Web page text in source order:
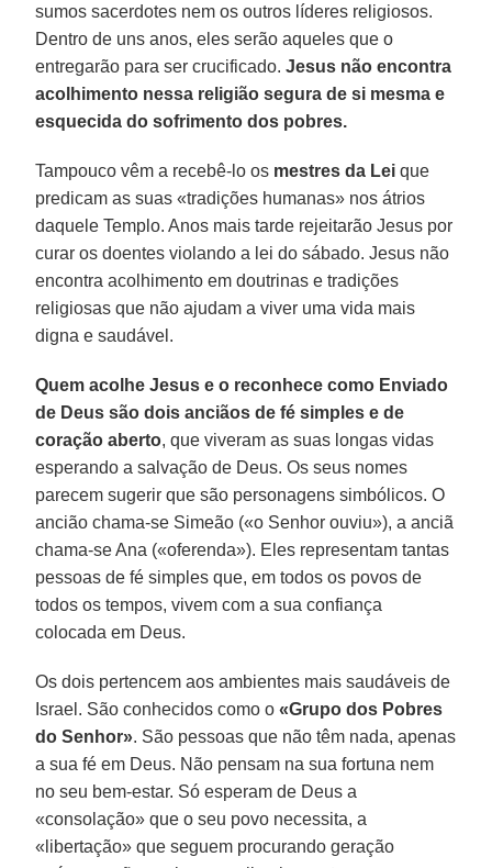
sumos sacerdotes nem os outros líderes religiosos.
Dentro de uns anos, eles serão aqueles que o
entregarão para ser crucificado.Jesus não encontra
acolhimento nessa religião segura de si mesma e
esquecida do sofrimento dos pobres.
Tampouco vêm a recebê-lo os mestres da Lei que
predicam as suas «tradições humanas» nos átrios
daquele Templo. Anos mais tarde rejeitarão Jesus por
curar os doentes violando a lei do sábado. Jesus não
encontra acolhimento em doutrinas e tradições
religiosas que não ajudam a viver uma vida mais
digna e saudável.
Quem acolhe Jesus e o reconhece como Enviado
de Deus são dois anciãos de fé simples e de
coração aberto, que viveram as suas longas vidas
esperando a salvação de Deus. Os seus nomes
parecem sugerir que são personagens simbólicos. O
ancião chama-se Simeão («o Senhor ouviu»), a anciã
chama-se Ana («oferenda»). Eles representam tantas
pessoas de fé simples que, em todos os povos de
todos os tempos, vivem com a sua confiança
colocada em Deus.
Os dois pertencem aos ambientes mais saudáveis de
Israel. São conhecidos como o«Grupo dos Pobres
do Senhor». São pessoas que não têm nada, apenas
a sua fé em Deus. Não pensam na sua fortuna nem
no seu bem-estar. Só esperam de Deus a
«consolação» que o seu povo necessita, a
«libertação» que seguem procurando geração